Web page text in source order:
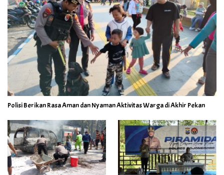
Polisi Berikan Rasa Aman dan Nyaman Aktivitas Warga di Akhir Pekan